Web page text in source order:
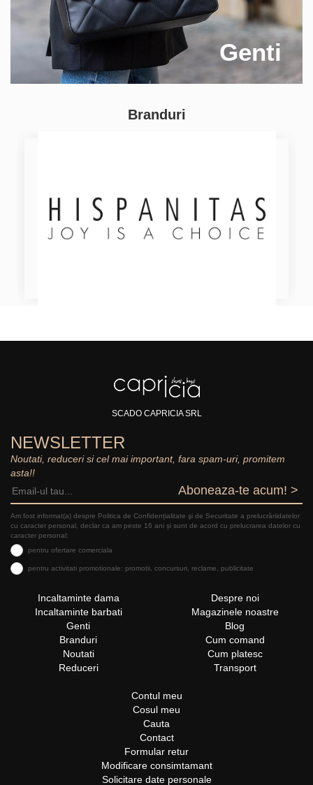
Genti
Branduri
SCADO CAPRICIA SRL
NEWSLETTER
Noutati, reduceri si cel mai important, fara spam-uri, promitem
asta!!
Aboneaza-te acum! >
Am fost informat(a) despre Politica de Confidențialitate şi de Securitate a prelucrăriidatelor
cu caracter personal, declar ca am peste 16 ani și sunt de acord cu prelucrarea datelor cu
caracter personal:
pentru ofertare comerciala
pentru activitati promotionale: promotii, concursuri, reclame, publicitate
Incaltaminte dama
Incaltaminte barbati
Genti
Branduri
Noutati
Reduceri
Despre noi
Magazinele noastre
Blog
Cum comand
Cum platesc
Transport
Contul meu
Cosul meu
Cauta
Contact
Formular retur
Modificare consimtamant
Solicitare date personale